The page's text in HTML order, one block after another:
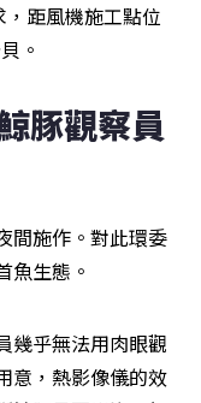
距風機施工點位
。
豚觀察員
間施作。對此環委
魚生態。
幾乎無法用肉眼觀
意，熱影像儀的效